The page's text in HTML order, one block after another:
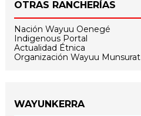
OTRAS RANCHERÍAS
Nación Wayuu Oenegé
Indigenous Portal
Actualidad Étnica
Organización Wayuu Munsurat
WAYUNKERRA